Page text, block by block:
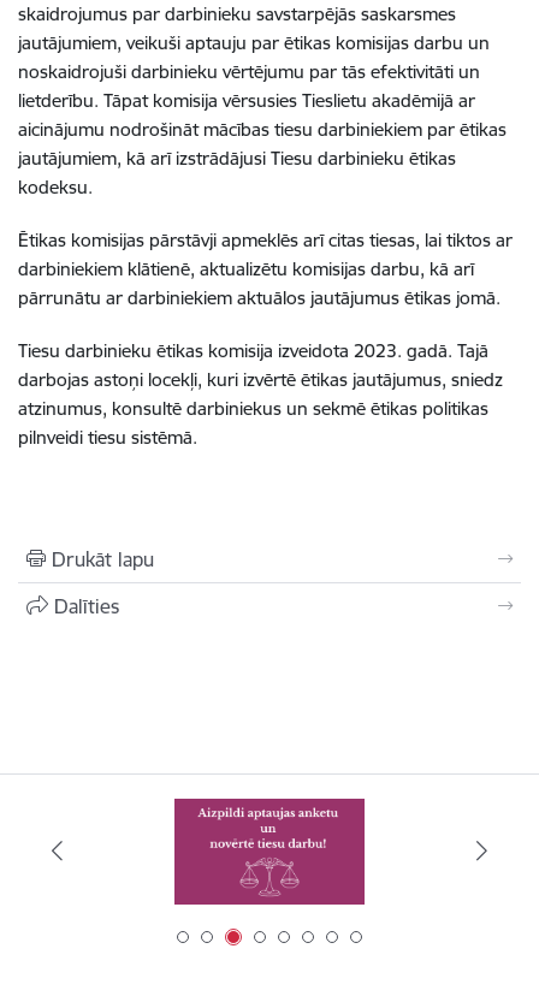
skaidrojumus par darbinieku savstarpējās saskarsmes
jautājumiem, veikuši aptauju par ētikas komisijas darbu un
noskaidrojuši darbinieku vērtējumu par tās efektivitāti un
lietderību. Tāpat komisija vērsusies Tieslietu akadēmijā ar
aicinājumu nodrošināt mācības tiesu darbiniekiem par ētikas
jautājumiem, kā arī izstrādājusi Tiesu darbinieku ētikas
kodeksu.
Ētikas komisijas pārstāvji apmeklēs arī citas tiesas, lai tiktos ar
darbiniekiem klātienē, aktualizētu komisijas darbu, kā arī
pārrunātu ar darbiniekiem aktuālos jautājumus ētikas jomā.
Tiesu darbinieku ētikas komisija izveidota 2023. gadā. Tajā
darbojas astoņi locekļi, kuri izvērtē ētikas jautājumus, sniedz
atzinumus, konsultē darbiniekus un sekmē ētikas politikas
pilnveidi tiesu sistēmā.
Drukāt lapu
Dalīties